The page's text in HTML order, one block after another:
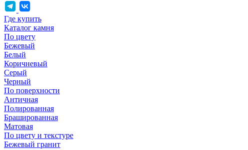
Где купить
Каталог камня
По цвету
Бежевый
Белый
Коричневый
Серый
Черный
По поверхности
Античная
Полированная
Брашированная
Матовая
По цвету и текстуре
Бежевый гранит